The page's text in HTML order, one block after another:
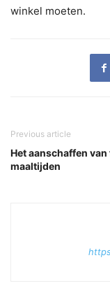
winkel moeten.
Previous article
Het aanschaffen
maaltijden